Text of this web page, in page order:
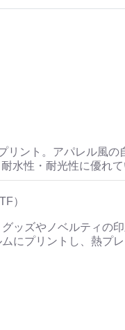
リント。アパレル風の
水性・耐光性に優れ
）
ッズやノベルティの印
にプリントし、熱プ